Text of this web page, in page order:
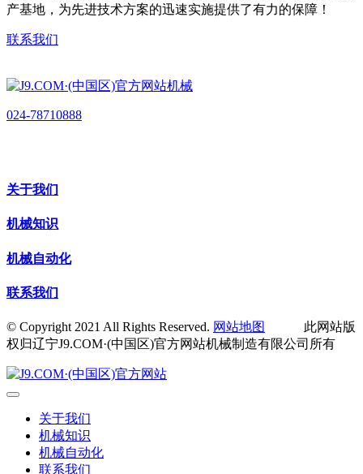
产基地，为先进技术方案的迅速实施提供了有力的保障！
联系我们
024-78710888
关于我们
机械知识
机械自动化
联系我们
© Copyright 2021 All Rights Reserved. 网站地图
此网站版
权归辽宁J9.COM·(中国区)官方网站机械制造有限公司所有
关于我们
机械知识
机械自动化
联系我们